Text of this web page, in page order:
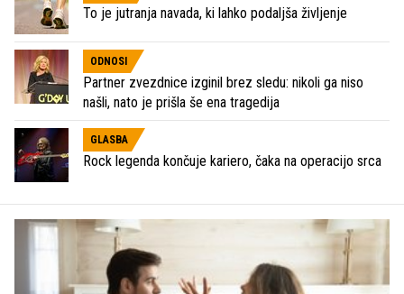
To je jutranja navada, ki lahko podaljša življenje
ODNOSI
Partner zvezdnice izginil brez sledu: nikoli ga niso
našli, nato je prišla še ena tragedija
GLASBA
Rock legenda končuje kariero, čaka na operacijo srca